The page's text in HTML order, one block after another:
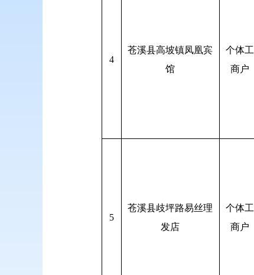
4
苍溪县高坡镇凤凰宾
馆
个体工
商户
5
苍溪县歧坪路易丝理
发店
个体工
商户